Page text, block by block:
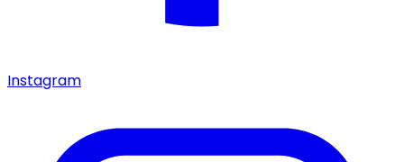
Instagram